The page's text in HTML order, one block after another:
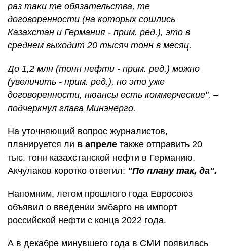
раз таки те обязательства, те
договоренности (на которых сошлись
Казахстан и Германия - прим. ред.), это в
среднем выходит 20 тысяч тонн в месяц.
До 1,2 млн (тонн нефти - прим. ред.) можно
(увеличить - прим. ред.), но это уже
договоренности, нюансы есть коммерческие", –
подчеркнул глава Минэнерго.
На уточняющий вопрос журналистов,
планируется ли в апреле также отправить 20
тыс. тонн казахстанской нефти в Германию,
Акчулаков коротко ответил: "По плану так, да".
Напомним, летом прошлого года Евросоюз
объявил о введении эмбарго на импорт
российской нефти с конца 2022 года.
А в декабре минувшего года в СМИ появилась